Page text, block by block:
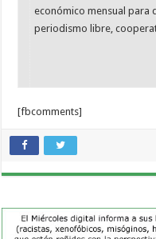
económico mensual para
periodismo libre,
[fbcomments]